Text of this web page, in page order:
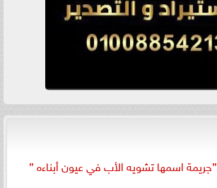
”جريمة اسمها تشويه الأب في عيون أبناءه ”